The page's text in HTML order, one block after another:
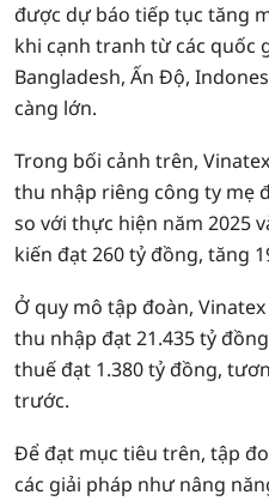
được dự báo tiếp tục tăng
khi cạnh tranh từ các quốc
Bangladesh, Ấn Độ,
càng lớn.
Trong bối cảnh trên,
thu nhập riêng công ty mẹ
so với thực hiện năm 2025
kiến đạt 260 tỷ đồng, tăng
Ở quy mô tập đoàn,
thu nhập đạt 21.435 tỷ
thuế đạt 1.380 tỷ đồng,
trước.
Để đạt mục tiêu trên, tập
các giải pháp như nâng